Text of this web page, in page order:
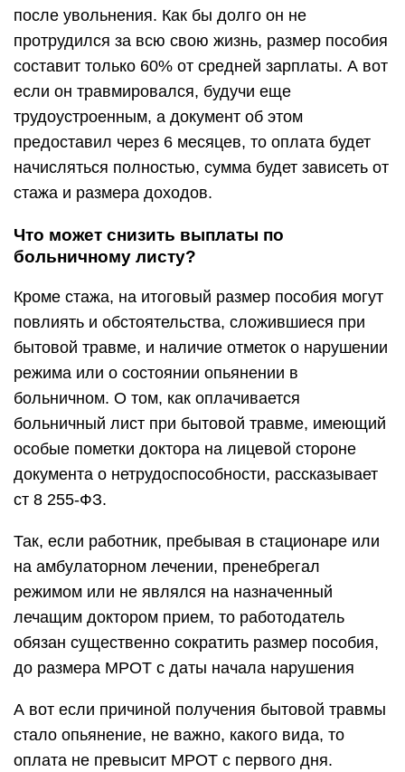
после увольнения. Как бы долго он не
протрудился за всю свою жизнь, размер пособия
составит только 60% от средней зарплаты. А вот
если он травмировался, будучи еще
трудоустроенным, а документ об этом
предоставил через 6 месяцев, то оплата будет
начисляться полностью, сумма будет зависеть от
стажа и размера доходов.
Что может снизить выплаты по
больничному листу?
Кроме стажа, на итоговый размер пособия могут
повлиять и обстоятельства, сложившиеся при
бытовой травме, и наличие отметок о нарушении
режима или о состоянии опьянении в
больничном. О том, как оплачивается
больничный лист при бытовой травме, имеющий
особые пометки доктора на лицевой стороне
документа о нетрудоспособности, рассказывает
ст 8 255-ФЗ.
Так, если работник, пребывая в стационаре или
на амбулаторном лечении, пренебрегал
режимом или не являлся на назначенный
лечащим доктором прием, то работодатель
обязан существенно сократить размер пособия,
до размера МРОТ с даты начала нарушения
А вот если причиной получения бытовой травмы
стало опьянение, не важно, какого вида, то
оплата не превысит МРОТ с первого дня.